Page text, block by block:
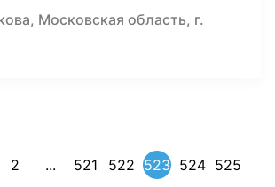
Московская область, г.
2 ... 521 522 523 524 525